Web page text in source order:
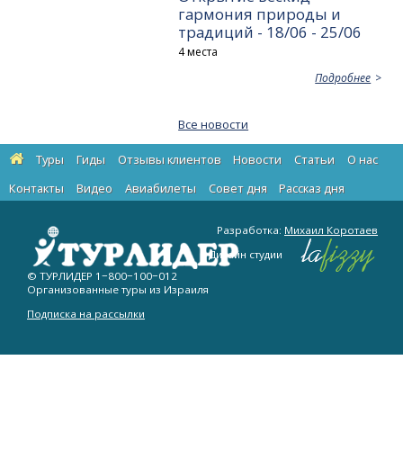
гармония природы и
традиций - 18/06 - 25/06
4 места
Подробнее
Все новости
Туры Гиды Отзывы клиентов Новости Статьи
О нас
Контакты
Видео Авиабилеты Cовет дня Рассказ дня
© ТУРЛИДЕР 1−800−100−012
Организованные туры из Израиля
Подписка на рассылки
Разработка: Михаил Коротаев
Дизайн студии